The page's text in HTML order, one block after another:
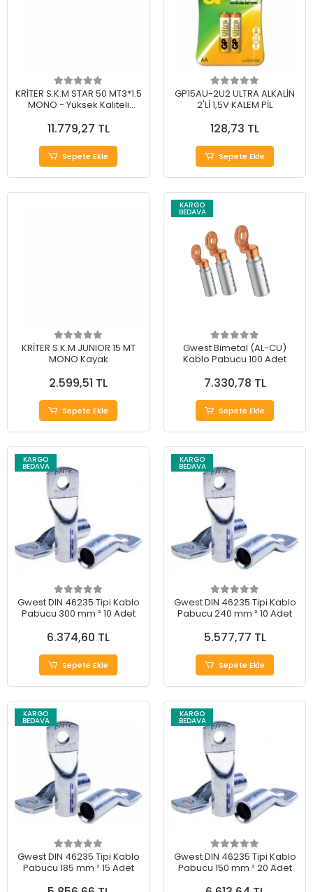
KRİTER S.K.M STAR 50 MT3*1.5
MONO - Yüksek Kaliteli
11.779,27 TL
Sepete Ekle
GP15AU-2U2 ULTRA ALKALİN
2'Lİ 1,5V KALEM PİL
128,73 TL
Sepete Ekle
KRİTER S.K.M JUNIOR 15 MT
MONO Kayak
2.599,51 TL
Sepete Ekle
KARGO
BEDAVA
Gwest Bimetal (AL-CU)
Kablo Pabucu 100 Adet
7.330,78 TL
Sepete Ekle
KARGO
BEDAVA
Gwest DIN 46235 Tipi Kablo
Pabucu 300 mm ² 10 Adet
6.374,60 TL
Sepete Ekle
KARGO
BEDAVA
Gwest DIN 46235 Tipi Kablo
Pabucu 240 mm ² 10 Adet
5.577,77 TL
Sepete Ekle
KARGO
BEDAVA
Gwest DIN 46235 Tipi Kablo
Pabucu 185 mm ² 15 Adet
KARGO
BEDAVA
Gwest DIN 46235 Tipi Kablo
Pabucu 150 mm ² 20 Adet